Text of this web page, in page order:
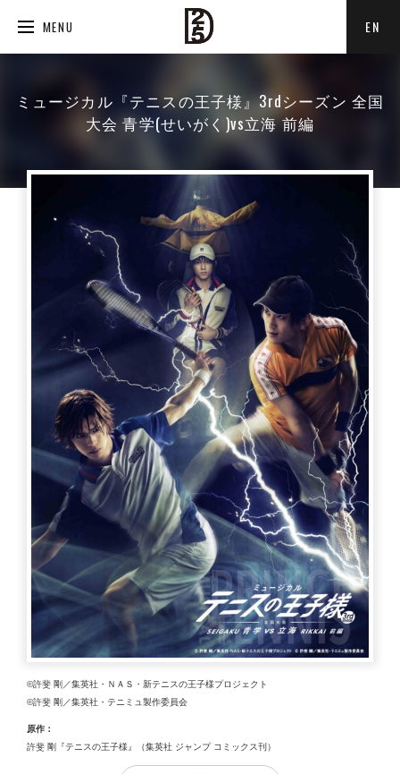
MENU EN
ミュージカル『テニスの王子様』3rdシーズン 全国
大会 青学(せいがく)vs立海 前編
©許斐 剛／集英社・ＮＡＳ・新テニスの王子様プロジェクト
©許斐 剛／集英社・テニミュ製作委員会
原作：
許斐 剛『テニスの王子様』（集英社 ジャンプ コミックス刊）